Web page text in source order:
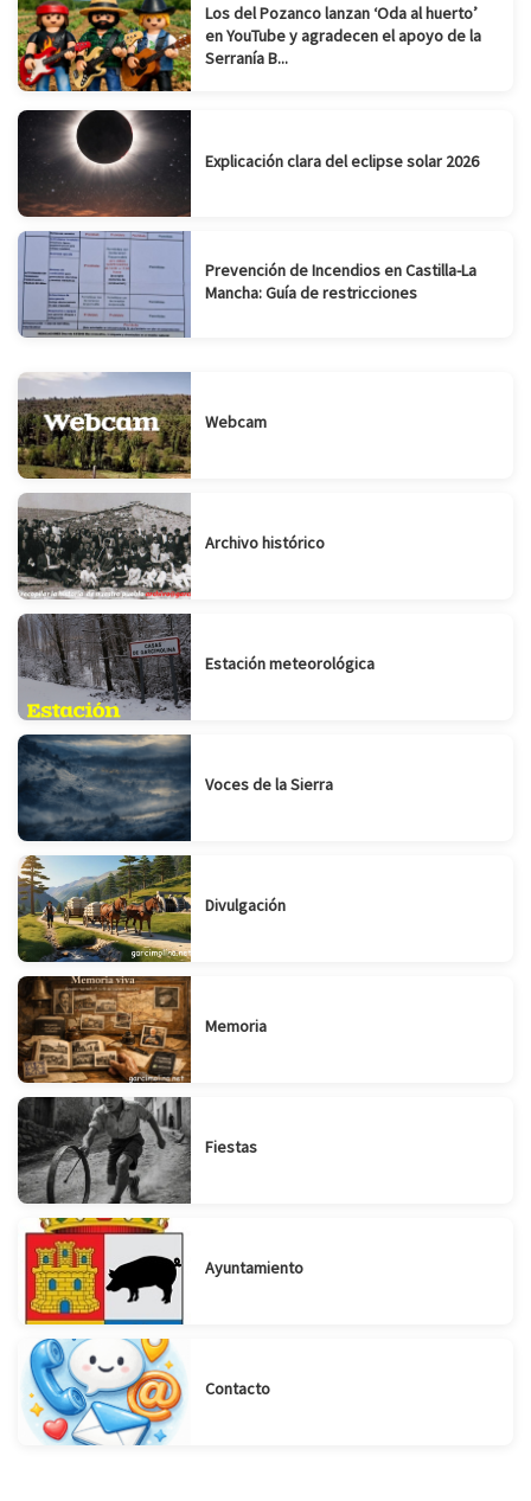
Los del Pozanco lanzan ‘Oda al huerto’
en YouTube y agradecen el apoyo de la
Serranía B...
Explicación clara del eclipse solar 2026
Prevención de Incendios en Castilla-La
Mancha: Guía de restricciones
Webcam
Archivo histórico
Estación meteorológica
Voces de la Sierra
Divulgación
Memoria
Fiestas
Ayuntamiento
Contacto